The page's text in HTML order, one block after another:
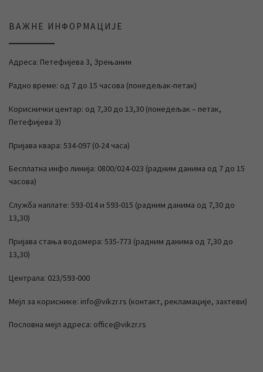
ВАЖНЕ ИНФОРМАЦИЈЕ
Адреса: Петефијева 3, Зрењанин
Радно време: од 7 до 15 часова (понедељак-петак)
Кориснички центар: од 7,30 до 13,30 (понедељак – петак,
Петефијева 3)
Пријава квара: 534-097 (0-24 часа)
Бесплатна инфо линија: 0800/024-023 (радним данима од 7 до 15
часова)
Служба наплате: 593-014 и 593-015 (радним данима од 7,30 до
13,30)
Пријава стања водомера: 535-773 (радним данима од 7,30 до
13,30)
Централа: 023/593-000
Мејл за кориснике: info@vikzr.rs (контакт, рекламације, захтеви)
Пословна мејл адреса: office@vikzr.rs